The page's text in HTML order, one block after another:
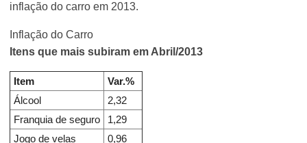
inflação do carro em 2013.
Inflação do Carro
Itens que mais subiram em Abril/2013
Item
Var.%
Álcool
2,32
Franquia de seguro
1,29
Jogo de velas
0,96